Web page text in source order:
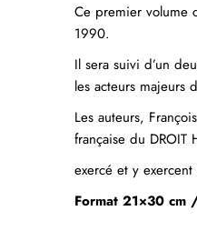
Ce premier volume
1990.
Il sera suivi d’un
les acteurs majeurs
Les auteurs,
française du
exercé et y
Format 21×30